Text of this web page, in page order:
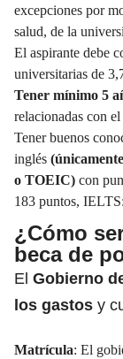
excepciones por
salud, de la
El aspirante debe
universitarias de
Tener mínimo 5
relacionadas con
Tener buenos
inglés
o TOEIC) con
183 puntos,
¿Cómo
beca de
El Gobierno
los gastos y
Matrícula: El